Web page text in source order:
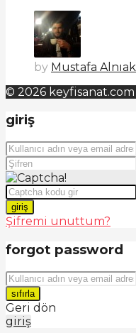
by Mustafa Alnıak
© 2026 keyfisanat.com
giriş
giriş
Şifremi unuttum?
forgot password
sıfırla
Geri dön
giriş